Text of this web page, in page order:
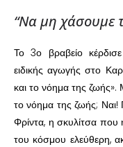
“Να μη χάσουμε
Το 3ο βραβείο
ειδικής αγωγής στο
και το νόημα της ζωής».
το νόημα της ζωής; Ναι!
Φρίντα, η σκυλίτσα που
του κόσμου ελεύθερη,